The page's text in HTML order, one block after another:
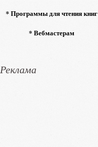
* Программы для чтения книг
* Вебмастерам
Реклама